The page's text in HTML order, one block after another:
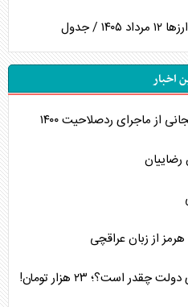
/ جدول
اخبار
از ماجرای ردصلاحیت ۱۴۰۰
رضاییان
از زبان عراقچی
است؟؛ ۲۳ هزار تومان!